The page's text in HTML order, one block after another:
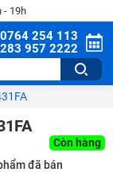
- 19h
0764 254 113
957 2222
Còn hàng
đã bán